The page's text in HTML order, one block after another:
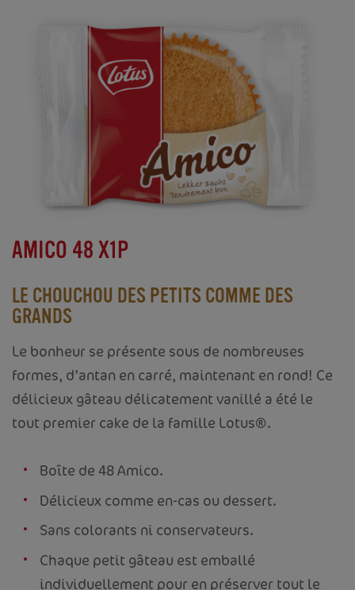
AMICO 48 X1P
LE CHOUCHOU DES PETITS COMME DES
GRANDS
Le bonheur se présente sous de nombreuses
formes, d’antan en carré, maintenant en rond! Ce
délicieux gâteau délicatement vanillé a été le
tout premier cake de la famille Lotus®.
Boîte de 48 Amico.
Délicieux comme en-cas ou dessert.
Sans colorants ni conservateurs.
Chaque petit gâteau est emballé
individuellement pour en préserver tout le